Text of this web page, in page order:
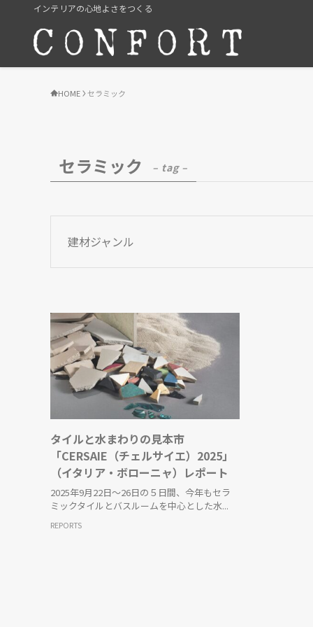
インテリアの心地よさをつくる
HOME セラミック
セラミック – tag –
建材ジャンル
タイルと水まわりの見本市
「CERSAIE（チェルサイエ）2025」
（イタリア・ボローニャ）レポート
2025年9月22日～26日の５日間、今年もセラ
ミックタイルとバスルームを中心とした水...
REPORTS